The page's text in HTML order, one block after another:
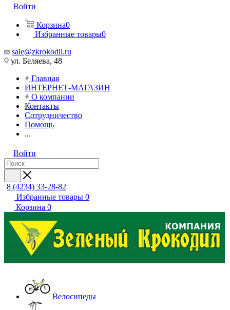
Войти
Корзина0
Избранные товары0
sale@zkrokodil.ru
ул. Беляева, 48
Главная
ИНТЕРНЕТ-МАГАЗИН
О компании
Контакты
Сотрудничество
Помощь
...
Войти
8 (4234) 33-28-82
Избранные товары 0
Корзина 0
Велосипеды